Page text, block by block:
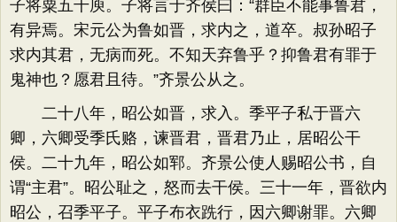
子将粟五千庾。子将言于齐侯曰：“群臣不能事鲁君，
有异焉。宋元公为鲁如晋，求内之，道卒。叔孙昭子
求内其君，无病而死。不知天弃鲁乎？抑鲁君有罪于
鬼神也？愿君且待。”齐景公从之。
二十八年，昭公如晋，求入。季平子私于晋六
卿，六卿受季氏赂，谏晋君，晋君乃止，居昭公干
侯。二十九年，昭公如郓。齐景公使人赐昭公书，自
谓“主君”。昭公耻之，怒而去干侯。三十一年，晋欲内
昭公，召季平子。平子布衣跣行，因六卿谢罪。六卿